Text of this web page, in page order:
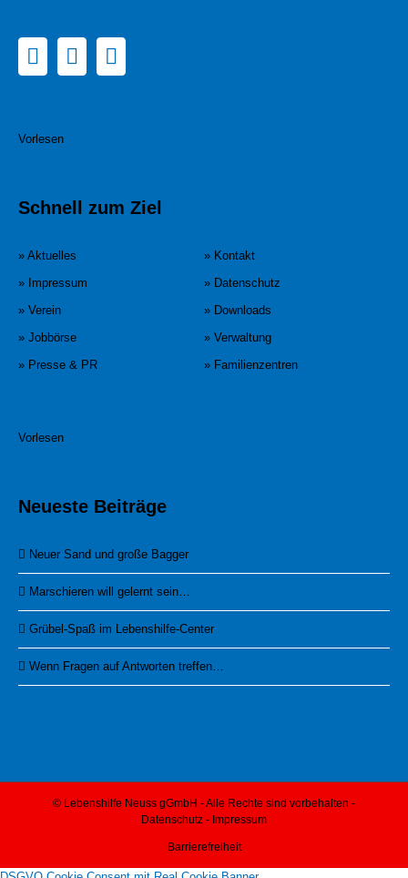
Vorlesen
Schnell zum Ziel
» Aktuelles
» Kontakt
» Impressum
» Datenschutz
» Verein
» Downloads
» Jobbörse
» Verwaltung
» Presse & PR
» Familienzentren
Vorlesen
Neueste Beiträge
Neuer Sand und große Bagger
Marschieren will gelernt sein…
Grübel-Spaß im Lebenshilfe-Center
Wenn Fragen auf Antworten treffen…
© Lebenshilfe Neuss gGmbH - Alle Rechte sind vorbehalten -
Datenschutz - Impressum
Barrierefreiheit